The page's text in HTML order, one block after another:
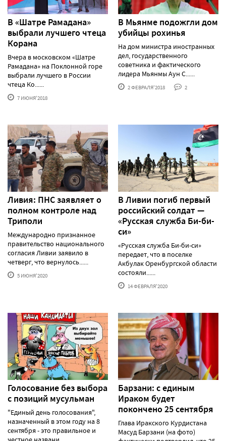
В «Шатре Рамадана»
выбрали лучшего чтеца
Корана
Вчера в московском «Шатре
Рамадана» на Поклонной горе
выбрали лучшего в России
чтеца Ко......
7 ИЮНЯ'2018
В Мьянме подожгли дом
убийцы рохинья
На дом министра иностранных
дел, государственного
советника и фактического
лидера Мьянмы Аун С......
2 ФЕВРАЛЯ'2018 2
Ливия: ПНС заявляет о
полном контроле над
Триполи
Международно признанное
правительство национального
согласия Ливии заявило в
четверг, что вернулось......
5 ИЮНЯ'2020
В Ливии погиб первый
российский солдат —
«Русская служба Би-би-
си»
«Русская служба Би-би-си»
передает, что в поселке
Акбулак Оренбургской области
состояли......
14 ФЕВРАЛЯ'2020
Голосование без выбора
с позиций мусульман
"Единый день голосования",
назначенный в этом году на 8
сентября - это правильное и
Барзани: с единым
Ираком будет
покончено 25 сентября
Глава Иракского Курдистана
Масуд Барзани (на фото)